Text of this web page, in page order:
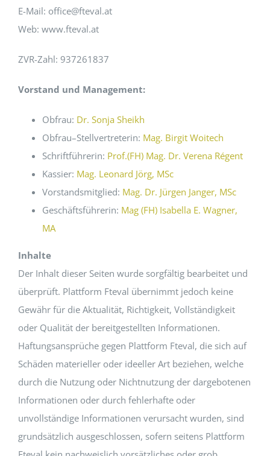
STANDARDS
LESENSWERTES
E-Mail: office@fteval.at
Web: www.fteval.at
ZVR-Zahl: 937261837
Vorstand und Management:
Obfrau: Dr. Sonja Sheikh
Obfrau–Stellvertreterin: Mag. Birgit Woitech
Schriftführerin: Prof.(FH) Mag. Dr. Verena Régent
Kassier: Mag. Leonard Jörg, MSc
Vorstandsmitglied: Mag. Dr. Jürgen Janger, MSc
Geschäftsführerin: Mag (FH) Isabella E. Wagner,
MA
Inhalte
Der Inhalt dieser Seiten wurde sorgfältig bearbeitet und
überprüft. Plattform Fteval übernimmt jedoch keine
Gewähr für die Aktualität, Richtigkeit, Vollständigkeit
oder Qualität der bereitgestellten Informationen.
Haftungsansprüche gegen Plattform Fteval, die sich auf
Schäden materieller oder ideeller Art beziehen, welche
durch die Nutzung oder Nichtnutzung der dargebotenen
Informationen oder durch fehlerhafte oder
unvollständige Informationen verursacht wurden, sind
grundsätzlich ausgeschlossen, sofern seitens Plattform